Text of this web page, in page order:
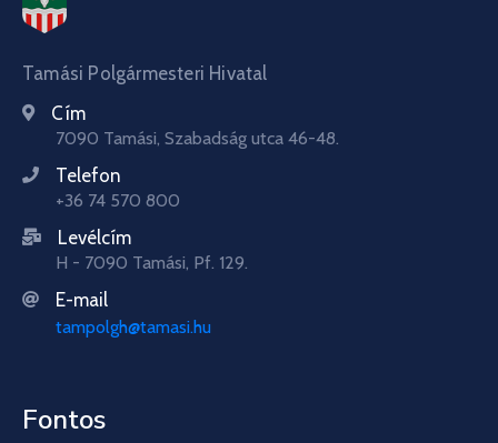
Tamási Polgármesteri Hivatal
Cím
7090 Tamási, Szabadság utca 46-48.
Telefon
+36 74 570 800
Levélcím
H - 7090 Tamási, Pf. 129.
E-mail
tampolgh@tamasi.hu
Fontos